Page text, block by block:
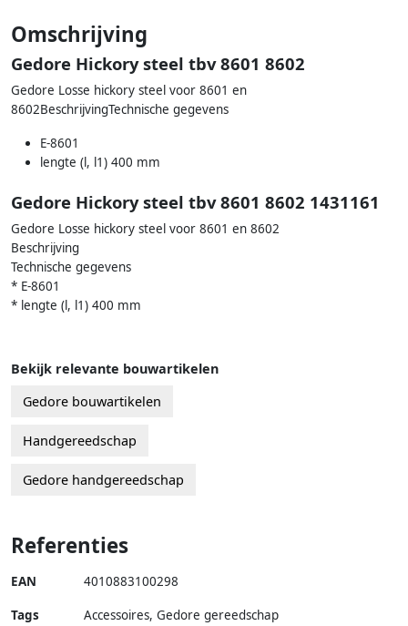
Omschrijving
Gedore Hickory steel tbv 8601 8602
Gedore Losse hickory steel voor 8601 en
8602BeschrijvingTechnische gegevens
E-8601
lengte (l, l1) 400 mm
Gedore Hickory steel tbv 8601 8602 1431161
Gedore Losse hickory steel voor 8601 en 8602
Beschrijving
Technische gegevens
* E-8601
* lengte (l, l1) 400 mm
Bekijk relevante bouwartikelen
Gedore bouwartikelen
Handgereedschap
Gedore handgereedschap
Referenties
EAN 4010883100298
Tags
Accessoires, Gedore gereedschap